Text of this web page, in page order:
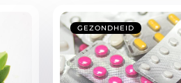
GEZONDHEID